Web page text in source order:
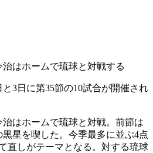
はホームで琉球と対戦する
3日に第35節の10試合が開催され
はホームで琉球と対戦。前節は
星を喫した。今季最多に並ぶ4点
直しがテーマとなる。対する琉球